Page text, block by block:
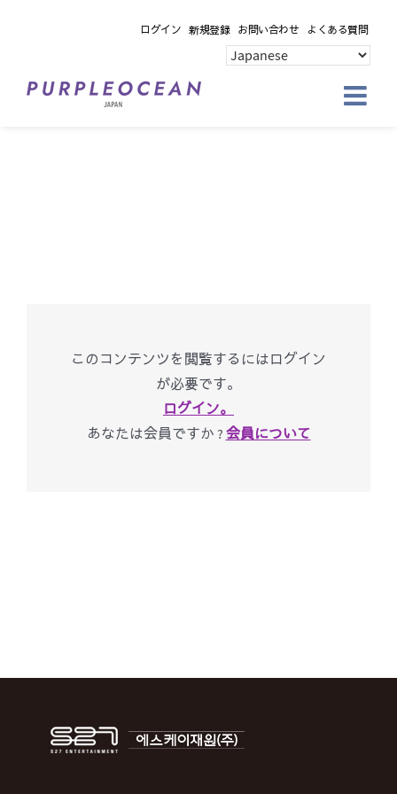
ログイン 新規登録 お問い合わせ よくある質問
このコンテンツを閲覧するにはログイン
が必要です。
ログイン。
あなたは会員ですか ? 会員について